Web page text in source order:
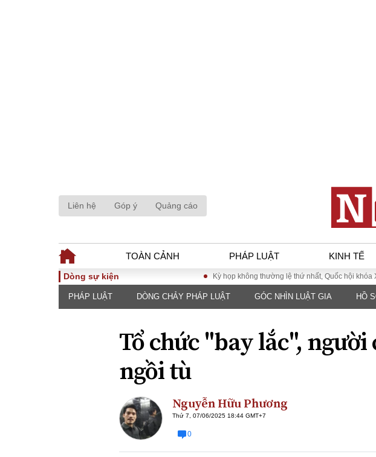
Liên hệ Góp ý Quảng cáo
TOÀN CẢNH PHÁP LUẬT KINH TẾ
TOÀN CẢNH
Chính sách
Đối thoại
PHÁP LUẬT
Góc nhìn luật gia
An ninh - Hình sự
Dòng sự kiện Kỳ họp không thường lệ thứ nhất, Quốc hội khóa XVI
PHÁP LUẬT DÒNG CHẢY PHÁP LUẬT GÓC NHÌN LUẬT GIA HỒ
Tổ chức "bay lắc", người
ngồi tù
Nguyễn Hữu Phương
Thứ 7, 07/06/2025 18:44 GMT+7
0